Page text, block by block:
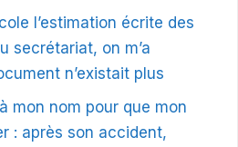
l’estimation écrite des
secrétariat, on m’a
n’existait plus
mon nom pour que mon
: après son accident,